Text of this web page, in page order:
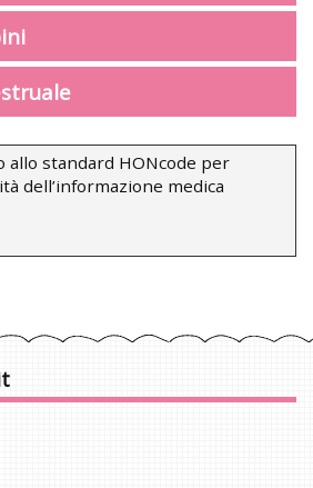
allo standard HONcode per
dell’informazione medica